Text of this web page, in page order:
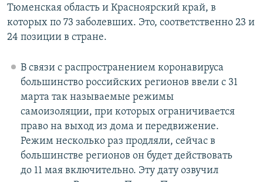
Тюменская область и Красноярский край, в
которых по 73 заболевших. Это, соответственно 23 и
24 позиции в стране.
В связи с распространением коронавируса
большинство российских регионов ввели с 31
марта так называемые режимы
самоизоляции, при которых ограничивается
право на выход из дома и передвижение.
Режим несколько раз продляли, сейчас в
большинстве регионов он будет действовать
до 11 мая включительно. Эту дату озвучил